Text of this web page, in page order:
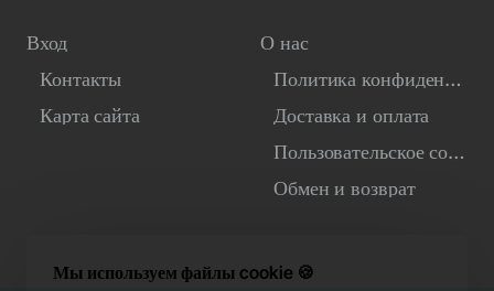
Мы используем файлы cookie 🍪
Вход
Контакты
Карта сайта
О нас
Политика конфиденциальности
Доставка и оплата
Пользовательское соглашение
Обмен и возврат